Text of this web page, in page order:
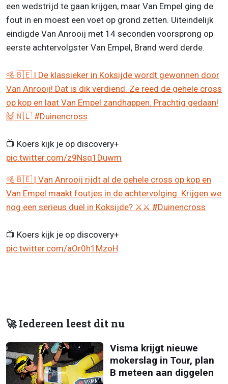
een wedstrijd te gaan krijgen, maar Van Empel ging de
fout in en moest een voet op grond zetten. Uiteindelijk
eindigde Van Anrooij met 14 seconden voorsprong op
eerste achtervolgster Van Empel, Brand werd derde.
🚵🇧🇪 | De klassieker in Koksijde wordt gewonnen door
Van Anrooij! Dat is dik verdiend. Ze reed de gehele cross
op kop en laat Van Empel zandhappen. Prachtig gedaan!
🙌🇳🇱 #Duinencross
📺 Koers kijk je op discovery+
pic.twitter.com/z9Nsq1Duwm
🚵🇧🇪 | Van Anrooij rijdt al de gehele cross op kop en
Van Empel maakt foutjes in de achtervolging. Krijgen we
nog een serieus duel in Koksijde? ⚔️⚔️ #Duinencross
📺 Koers kijk je op discovery+
pic.twitter.com/aOr0h1MzoH
🚀 Iedereen leest dit nu
Visma krijgt nieuwe
mokerslag in Tour, plan
B meteen aan diggelen